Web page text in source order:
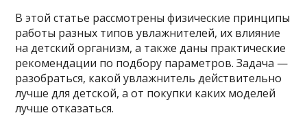
В этой статье рассмотрены физические принципы
работы разных типов увлажнителей, их влияние
на детский организм, а также даны практические
рекомендации по подбору параметров. Задача —
разобраться, какой увлажнитель действительно
лучше для детской, а от покупки каких моделей
лучше отказаться.